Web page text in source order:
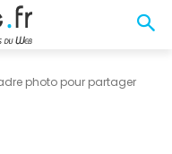
photo pour partager